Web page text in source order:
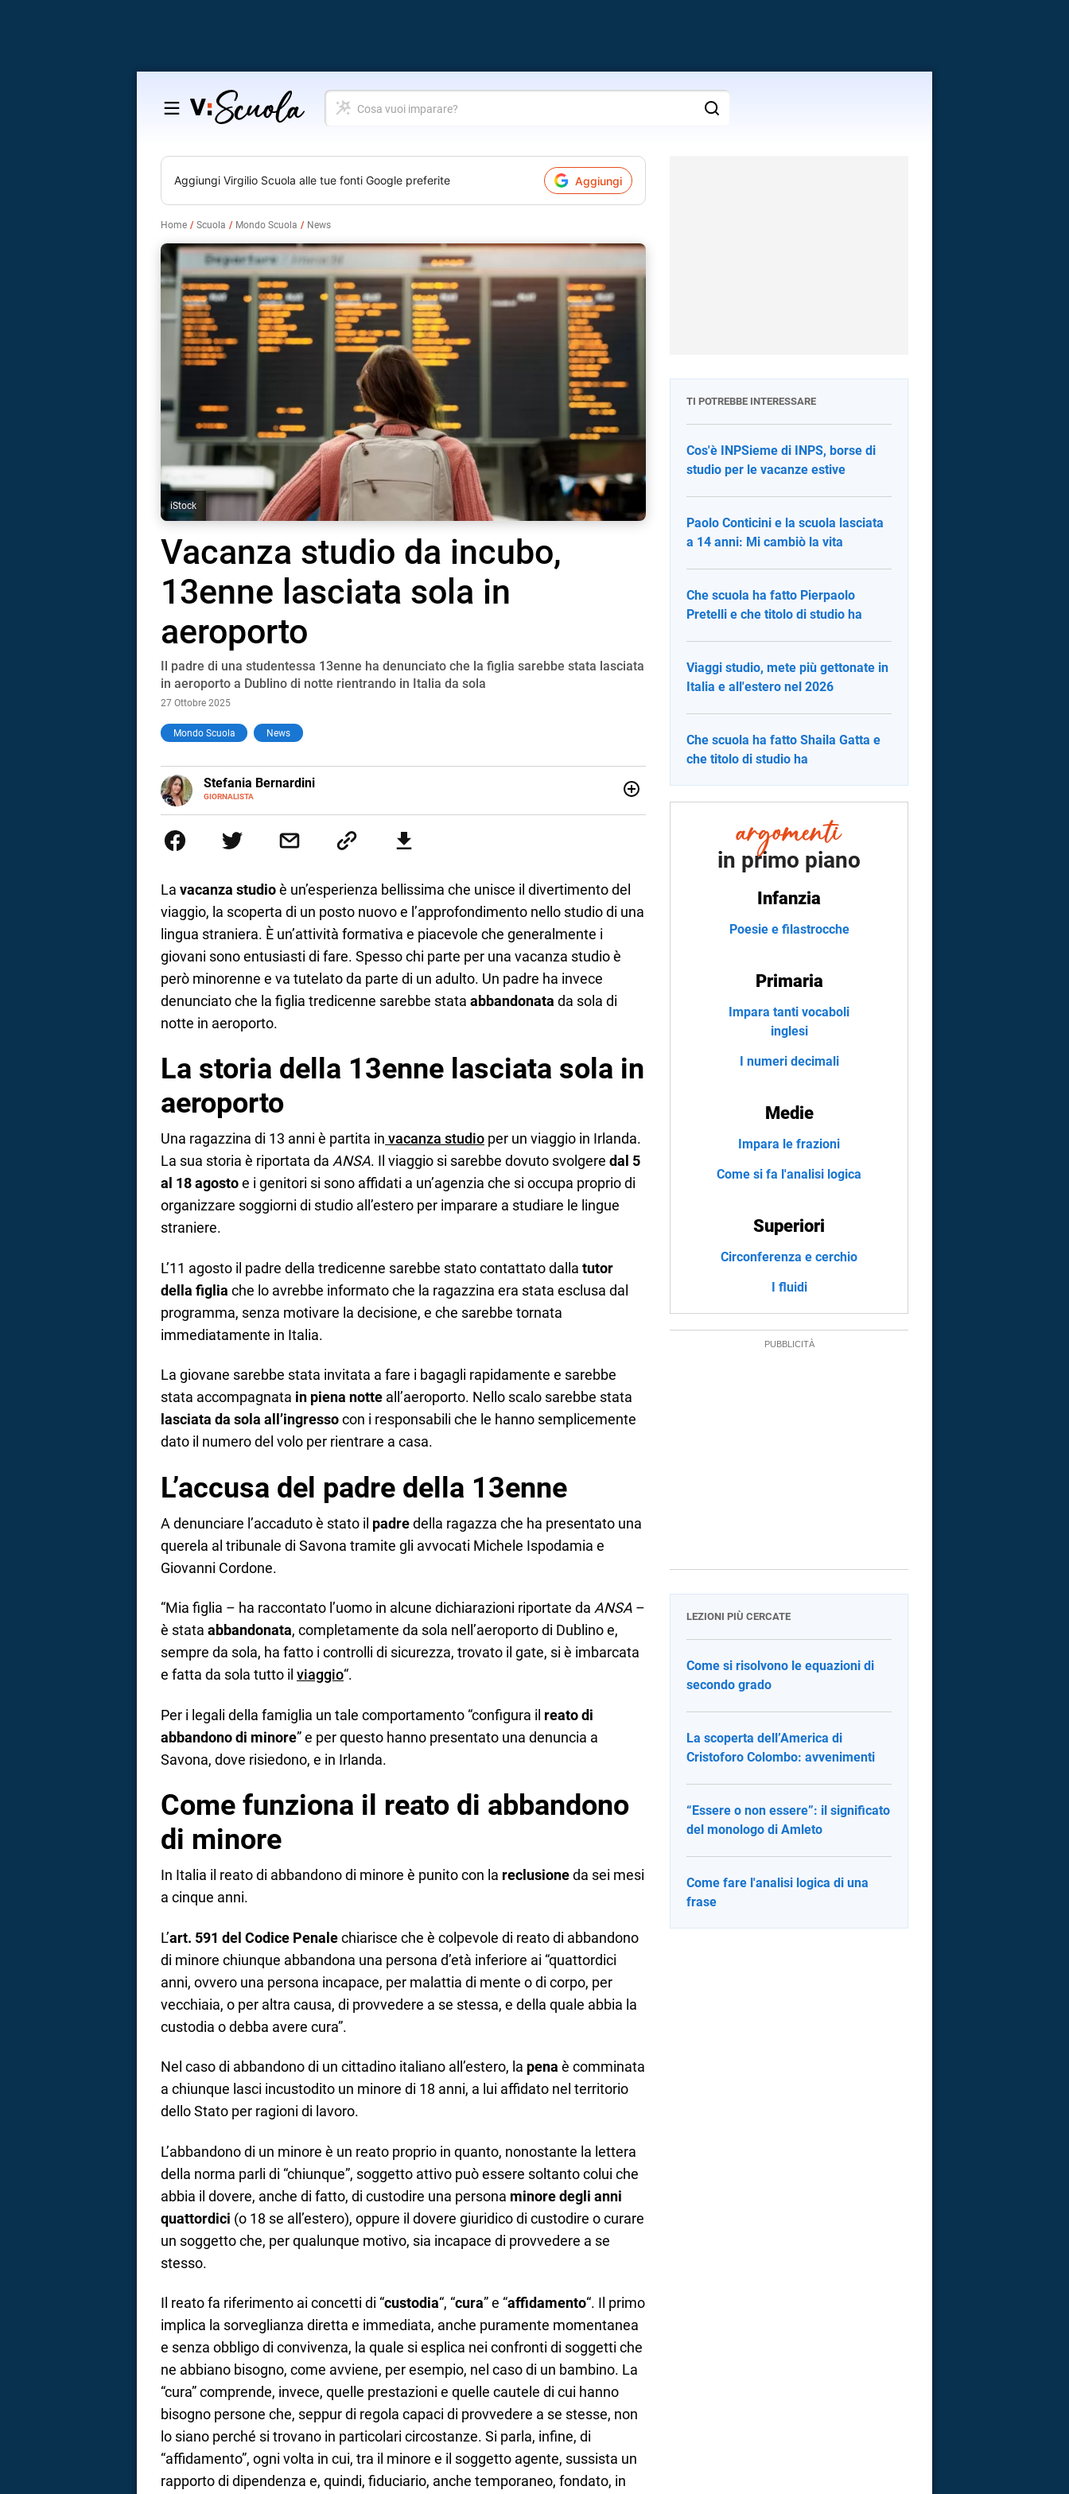
Salta
contenuto
Cosa
vuoi
Aggiungi Virgilio Scuola alle tue fonti Google preferite Aggiungi
Home Scuola Mondo Scuola News
iStock
Vacanza studio da incubo,
13enne lasciata sola in
aeroporto
Il padre di una studentessa 13enne ha denunciato che la figlia sarebbe stata lasciata
in aeroporto a Dublino di notte rientrando in Italia da sola
27 Ottobre 2025
Mondo Scuola News
Stefania Bernardini
GIORNALISTA
E-
MAIL
esperienze nella redazione di testate giornalistiche online e Tv e lavora anche nell’ambito
social
La vacanza studioè un’esperienza bellissima che unisce il divertimento del
viaggio, la scoperta di un posto nuovo e l’approfondimento nello studio di una
lingua straniera. È un’attività formativa e piacevole che generalmente i
giovani sono entusiasti di fare. Spesso chi parte per una vacanza studio è
però minorenne e va tutelato da parte di un adulto. Un padre ha invece
denunciato che la figlia tredicenne sarebbe stata abbandonata da sola di
notte in aeroporto.
La storia della 13enne lasciata sola in
aeroporto
Una ragazzina di 13 anni è partita in vacanza studio per un viaggio in Irlanda.
La sua storia è riportata da ANSA. Il viaggio si sarebbe dovuto svolgere dal 5
al 18 agostoe i genitori si sono affidati a un’agenzia che si occupa proprio di
organizzare soggiorni di studio all’estero per imparare a studiare le lingue
straniere.
L’11 agosto il padre della tredicenne sarebbe stato contattato dalla tutor
della figlia che lo avrebbe informato che la ragazzina era stata esclusa dal
programma, senza motivare la decisione, e che sarebbe tornata
immediatamente in Italia.
La giovane sarebbe stata invitata a fare i bagagli rapidamente e sarebbe
stata accompagnata in piena notte all’aeroporto. Nello scalo sarebbe stata
lasciata da sola all’ingressocon i responsabili che le hanno semplicemente
dato il numero del volo per rientrare a casa.
L’accusa del padre della 13enne
A denunciare l’accaduto è stato il padredella ragazza che ha presentato una
querela al tribunale di Savona tramite gli avvocati Michele Ispodamia e
Giovanni Cordone.
“Mia figlia – ha raccontato l’uomo in alcune dichiarazioni riportate da ANSA –
è stata abbandonata, completamente da sola nell’aeroporto di Dublino e,
sempre da sola, ha fatto i controlli di sicurezza, trovato il gate, si è imbarcata
e fatta da sola tutto il viaggio“.
Per i legali della famiglia un tale comportamento “configura il reato di
abbandono di minore” e per questo hanno presentato una denuncia a
Savona, dove risiedono, e in Irlanda.
Come funziona il reato di abbandono
di minore
In Italia il reato di abbandono di minore è punito con la reclusioneda sei mesi
a cinque anni.
L’art. 591 del Codice Penalechiarisce che è colpevole di reato di abbandono
di minore chiunque abbandona una persona d’età inferiore ai “quattordici
anni, ovvero una persona incapace, per malattia di mente o di corpo, per
vecchiaia, o per altra causa, di provvedere a se stessa, e della quale abbia la
custodia o debba avere cura”.
Nel caso di abbandono di un cittadino italiano all’estero, la pena è comminata
a chiunque lasci incustodito un minore di 18 anni, a lui affidato nel territorio
dello Stato per ragioni di lavoro.
L’abbandono di un minore è un reato proprio in quanto, nonostante la lettera
della norma parli di “chiunque”, soggetto attivo può essere soltanto colui che
abbia il dovere, anche di fatto, di custodire una persona minore degli anni
quattordici (o 18 se all’estero), oppure il dovere giuridico di custodire o curare
un soggetto che, per qualunque motivo, sia incapace di provvedere a se
stesso.
Il reato fa riferimento ai concetti di “custodia“, “cura” e “affidamento“. Il primo
implica la sorveglianza diretta e immediata, anche puramente momentanea
e senza obbligo di convivenza, la quale si esplica nei confronti di soggetti che
ne abbiano bisogno, come avviene, per esempio, nel caso di un bambino. La
“cura” comprende, invece, quelle prestazioni e quelle cautele di cui hanno
bisogno persone che, seppur di regola capaci di provvedere a se stesse, non
lo siano perché si trovano in particolari circostanze. Si parla, infine, di
“affidamento”, ogni volta in cui, tra il minore e il soggetto agente, sussista un
rapporto di dipendenza e, quindi, fiduciario, anche temporaneo, fondato, in
TI POTREBBE INTERESSARE
Cos'è INPSieme di INPS, borse di
studio per le vacanze estive
Paolo Conticini e la scuola lasciata
a 14 anni: Mi cambiò la vita
Che scuola ha fatto Pierpaolo
Pretelli e che titolo di studio ha
Viaggi studio, mete più gettonate in
Italia e all'estero nel 2026
Che scuola ha fatto Shaila Gatta e
che titolo di studio ha
in primo piano
Infanzia
Poesie e filastrocche
Primaria
Impara tanti vocaboli
inglesi
I numeri decimali
Medie
Impara le frazioni
Come si fa l'analisi logica
Superiori
Circonferenza e cerchio
I fluidi
LEZIONI PIÙ CERCATE
Come si risolvono le equazioni di
secondo grado
La scoperta dell’America di
Cristoforo Colombo: avvenimenti
“Essere o non essere”: il significato
del monologo di Amleto
Come fare l'analisi logica di una
frase